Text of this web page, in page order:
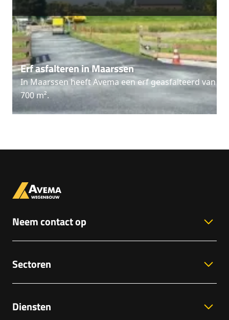
Erf asfalteren in Maarssen
In Maarssen heeft Avema een erf geasfalteerd van
700 m².
Neem contact op
Sectoren
Diensten